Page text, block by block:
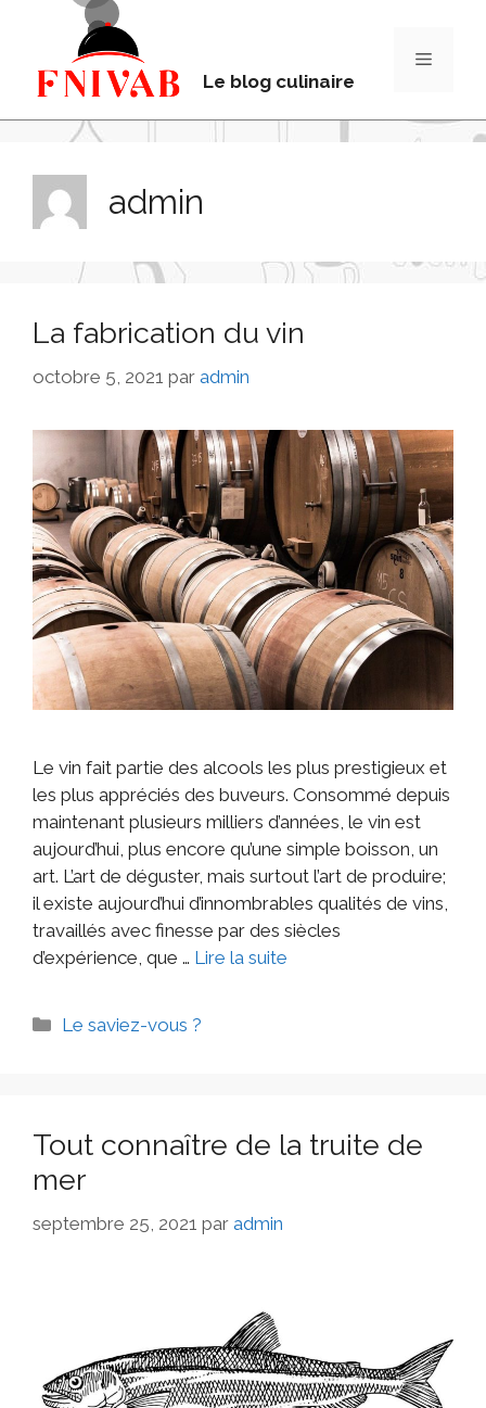
Le blog culinaire
admin
La fabrication du vin
octobre 5, 2021 par admin
Le vin fait partie des alcools les plus prestigieux et
les plus appréciés des buveurs. Consommé depuis
maintenant plusieurs milliers d’années, le vin est
aujourd’hui, plus encore qu’une simple boisson, un
art. L’art de déguster, mais surtout l’art de produire;
il existe aujourd’hui d’innombrables qualités de vins,
travaillés avec finesse par des siècles
d’expérience, que … Lire la suite
Le saviez-vous ?
Tout connaître de la truite de
mer
septembre 25, 2021 par admin